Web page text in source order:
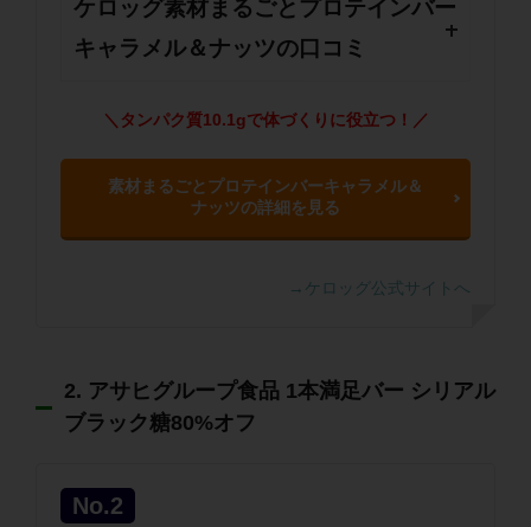
ケロッグ素材まるごとプロテインバー
キャラメル＆ナッツの口コミ
＼タンパク質10.1gで体づくりに役立つ！／
素材まるごとプロテインバーキャラメル＆
ナッツの詳細を見る
→ケロッグ公式サイトへ
2. アサヒグループ食品 1本満足バー シリアル
ブラック糖80%オフ
No.2